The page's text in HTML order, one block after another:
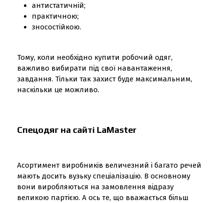
антистатичній;
практичною;
зносостійкою.
Тому, коли необхідно купити робочий одяг,
важливо вибирати під свої навантаження,
завдання. Тільки так захист буде максимальним,
наскільки це можливо.
Спецодяг на сайті LaMaster
Асортимент виробників величезний і багато речей
мають досить вузьку спеціалізацію. В основному
вони виробляються на замовлення відразу
великою партією. А ось те, що вважається більш